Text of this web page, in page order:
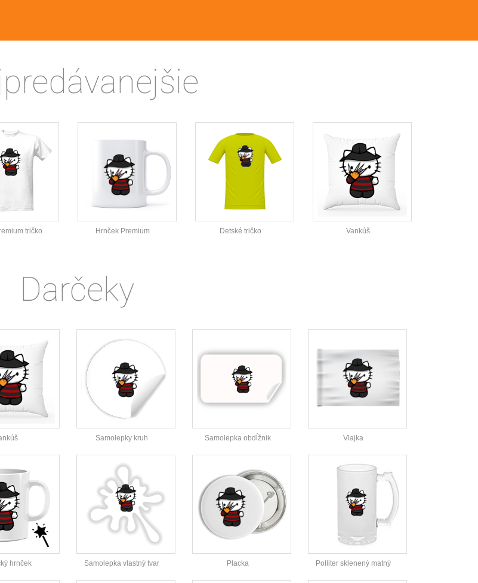
tričko Hrnček Premium Detské tričko Vankúš
Darčeky
Samolepky kruh Samolepka obdĺžnik Vlajka
hrnček Samolepka vlastný tvar Placka Polliter sklenený matný